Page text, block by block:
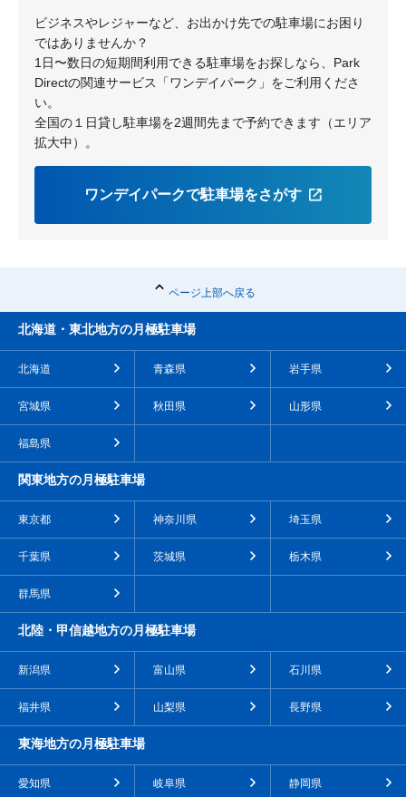
ビジネスやレジャーなど、お出かけ先での駐車場にお困り
ではありませんか？
1日〜数日の短期間利用できる駐車場をお探しなら、Park
Directの関連サービス「ワンデイパーク」をご利用くださ
い。
全国の１日貸し駐車場を2週間先まで予約できます（エリア
拡大中）。
ワンデイパークで駐車場をさがす
ページ上部へ戻る
北海道・東北地方の月極駐車場
北海道 青森県 岩手県
宮城県 秋田県 山形県
福島県
関東地方の月極駐車場
東京都 神奈川県 埼玉県
千葉県 茨城県 栃木県
群馬県
北陸・甲信越地方の月極駐車場
新潟県 富山県 石川県
福井県 山梨県 長野県
東海地方の月極駐車場
愛知県 岐阜県 静岡県